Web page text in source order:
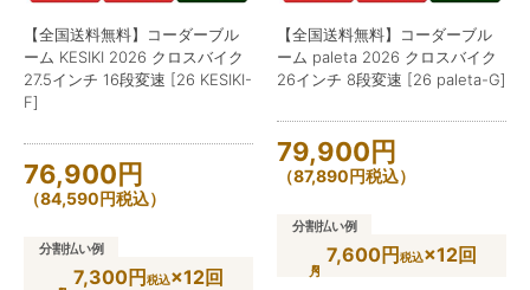
【全国送料無料】コーダーブル
ーム KESIKI 2026 クロスバイク
27.5インチ 16段変速 [26 KESIKI-
F]
76,900円
（84,590円税込）
分割払い例
7,300円税込×12回
【全国送料無料】コーダーブル
ーム paleta 2026 クロスバイク
26インチ 8段変速 [26 paleta-G]
79,900円
（87,890円税込）
分割払い例
7,600円税込×12回